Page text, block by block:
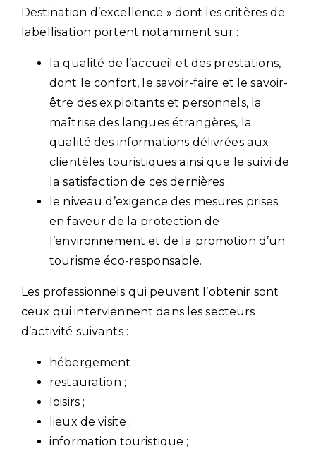
Destination d’excellence » dont les critères de
labellisation portent notamment sur :
la qualité de l’accueil et des prestations,
dont le confort, le savoir-faire et le savoir-
être des exploitants et personnels, la
maîtrise des langues étrangères, la
qualité des informations délivrées aux
clientèles touristiques ainsi que le suivi de
la satisfaction de ces dernières ;
le niveau d’exigence des mesures prises
en faveur de la protection de
l’environnement et de la promotion d’un
tourisme éco-responsable.
Les professionnels qui peuvent l’obtenir sont
ceux qui interviennent dans les secteurs
d’activité suivants :
hébergement ;
restauration ;
loisirs ;
lieux de visite ;
information touristique ;